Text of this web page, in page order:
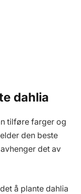
dahlia
tilføre farger og
den beste
det av
å plante dahlia